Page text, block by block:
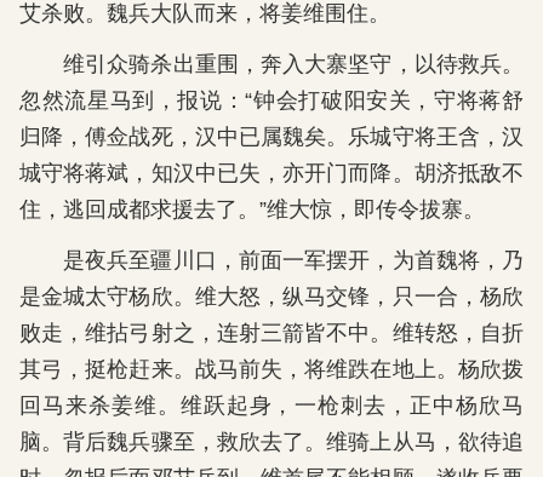
艾杀败。魏兵大队而来，将姜维围住。
维引众骑杀出重围，奔入大寨坚守，以待救兵。
忽然流星马到，报说：“钟会打破阳安关，守将蒋舒
归降，傅佥战死，汉中已属魏矣。乐城守将王含，汉
城守将蒋斌，知汉中已失，亦开门而降。胡济抵敌不
住，逃回成都求援去了。”维大惊，即传令拔寨。
是夜兵至疆川口，前面一军摆开，为首魏将，乃
是金城太守杨欣。维大怒，纵马交锋，只一合，杨欣
败走，维拈弓射之，连射三箭皆不中。维转怒，自折
其弓，挺枪赶来。战马前失，将维跌在地上。杨欣拨
回马来杀姜维。维跃起身，一枪刺去，正中杨欣马
脑。背后魏兵骤至，救欣去了。维骑上从马，欲待追